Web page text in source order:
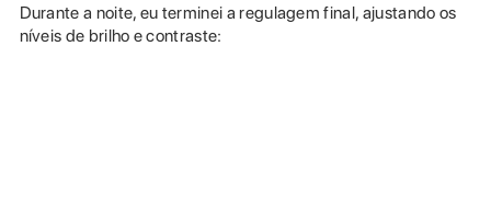
Durante a noite, eu terminei a regulagem final, ajustando os
níveis de brilho e contraste: